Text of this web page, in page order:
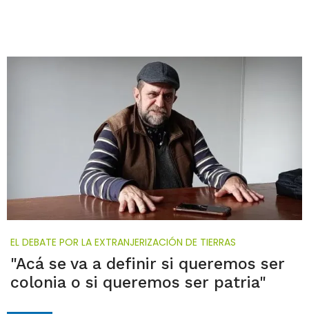
EL DEBATE POR LA EXTRANJERIZACIÓN DE TIERRAS
"Acá se va a definir si queremos ser
colonia o si queremos ser patria"